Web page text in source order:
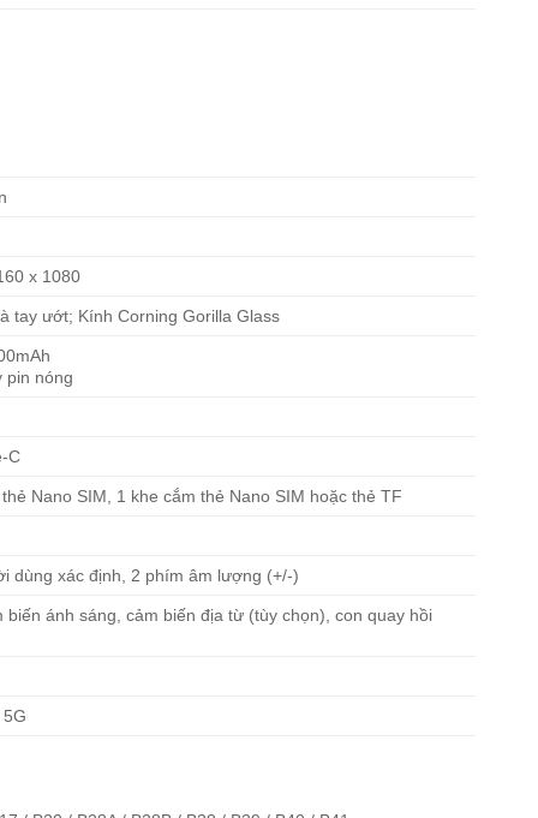
x 1080
tay ướt; Kính Corning Gorilla Glass
pin nóng
C
Nano SIM, 1 khe cắm thẻ Nano SIM hoặc thẻ TF
dùng xác định, 2 phím âm lượng (+/-)
ánh sáng, cảm biến địa từ (tùy chọn), con quay hồi